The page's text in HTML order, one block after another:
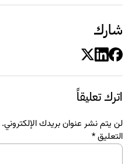
شارك
اترك تعليقاً
لن يتم نشر عنوان بريدك الإلكتروني.
التعليق*